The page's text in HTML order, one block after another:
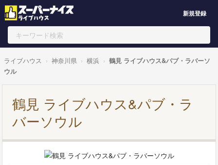
新規登録
ライブハウス 神奈川県 横浜
鶴見 ライブハウス&パブ・ラバーソ
ウル
鶴見 ライブハウス&パブ・ラ
バーソウル